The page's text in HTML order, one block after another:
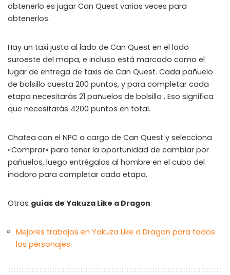
obtenerlo es jugar Can Quest varias veces para
obtenerlos.
Hay un taxi justo al lado de Can Quest en el lado
suroeste del mapa, e incluso está marcado como el
lugar de entrega de taxis de Can Quest. Cada pañuelo
de bolsillo cuesta 200 puntos, y para completar cada
etapa necesitarás 21 pañuelos de bolsillo . Eso significa
que necesitarás 4200 puntos en total.
Chatea con el NPC a cargo de Can Quest y selecciona
«Comprar» para tener la oportunidad de cambiar por
pañuelos, luego entrégalos al hombre en el cubo del
inodoro para completar cada etapa.
Otras guías de Yakuza Like a Dragon:
Mejores trabajos en Yakuza Like a Dragon para todos
los personajes